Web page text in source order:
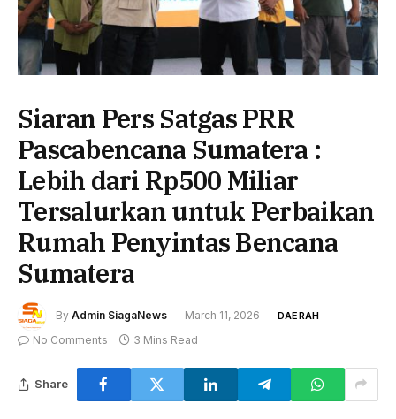
Siaran Pers Satgas PRR
Pascabencana Sumatera :
Lebih dari Rp500 Miliar
Tersalurkan untuk Perbaikan
Rumah Penyintas Bencana
Sumatera
By Admin SiagaNews March 11, 2026 DAERAH
No Comments 3 Mins Read
Share